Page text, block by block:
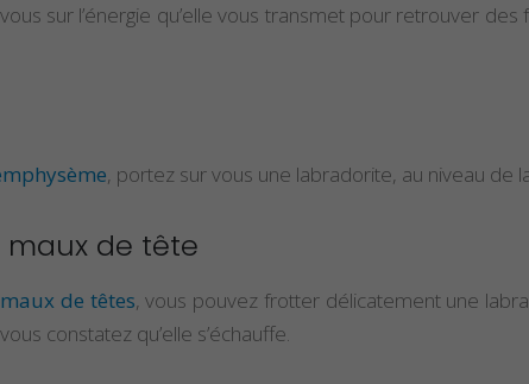
sur l’énergie qu’elle vous transmet pour retrouver
, portez sur vous une labradorite, au niveau de
de tête
maux de têtes, vous pouvez frotter délicatement une
constatez qu’elle s’échauffe.